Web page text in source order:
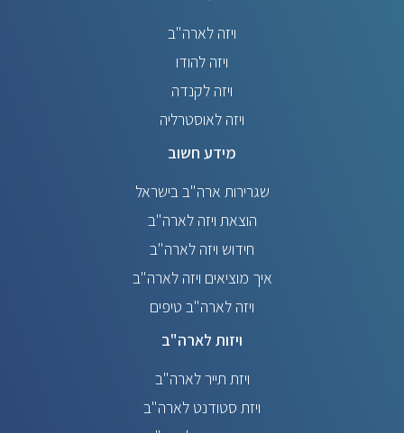
ויזה לארה"ב
ויזה להודו
ויזה לקנדה
ויזה לאוסטרליה
מידע חשוב
שגרירות ארה"ב בישראל
הוצאת ויזה לארה"ב
חידוש ויזה לארה"ב
איך מוציאים ויזה לארה"ב
ויזה לארה"ב טיפים
ויזות לארה"ב
ויזת תייר לארה"ב
ויזת סטודנט לארה"ב